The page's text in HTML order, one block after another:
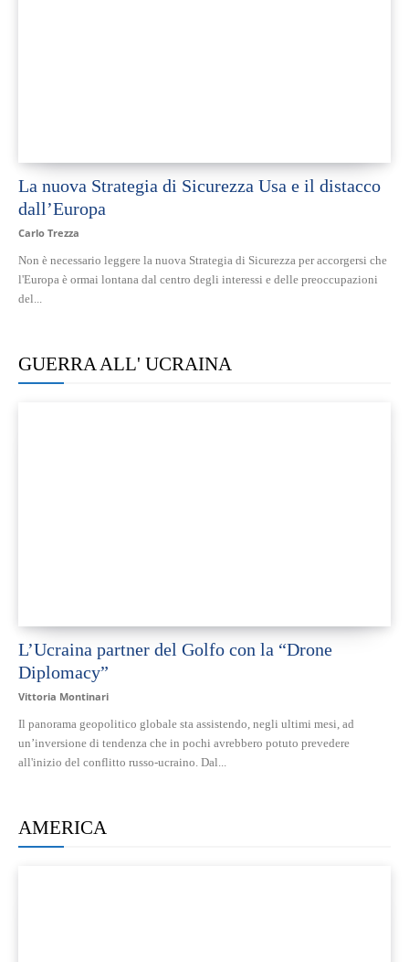
La nuova Strategia di Sicurezza Usa e il distacco
dall’Europa
Carlo Trezza
Non è necessario leggere la nuova Strategia di Sicurezza per accorgersi che
l'Europa è ormai lontana dal centro degli interessi e delle preoccupazioni
del...
GUERRA ALL' UCRAINA
L’Ucraina partner del Golfo con la “Drone
Diplomacy”
Vittoria Montinari
Il panorama geopolitico globale sta assistendo, negli ultimi mesi, ad
un’inversione di tendenza che in pochi avrebbero potuto prevedere
all'inizio del conflitto russo-ucraino. Dal...
AMERICA